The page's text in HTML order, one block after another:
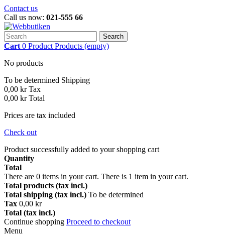
Contact us
Call us now: 021-555 66
Search
Cart 0 Product Products (empty)
No products
To be determined Shipping
0,00 kr Tax
0,00 kr Total
Prices are tax included
Check out
Product successfully added to your shopping cart
Quantity
Total
There are 0 items in your cart. There is 1 item in your cart.
Total products (tax incl.)
Total shipping (tax incl.) To be determined
Tax 0,00 kr
Total (tax incl.)
Continue shopping Proceed to checkout
Menu